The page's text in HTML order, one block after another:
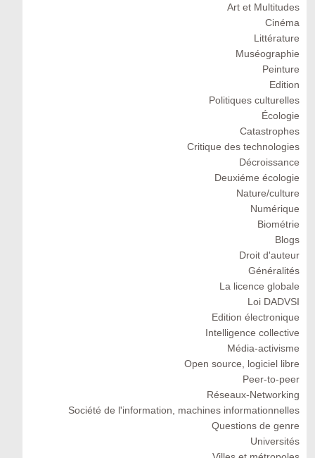
Art et Multitudes
Cinéma
Littérature
Muséographie
Peinture
Edition
Politiques culturelles
Écologie
Catastrophes
Critique des technologies
Décroissance
Deuxiéme écologie
Nature/culture
Numérique
Biométrie
Blogs
Droit d'auteur
Généralités
La licence globale
Loi DADVSI
Edition électronique
Intelligence collective
Média-activisme
Open source, logiciel libre
Peer-to-peer
Réseaux-Networking
Société de l'information, machines informationnelles
Questions de genre
Universités